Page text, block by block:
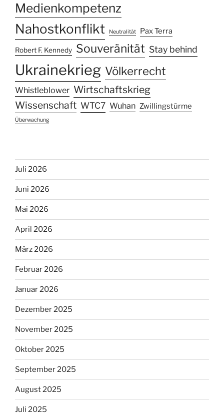
Medienkompetenz
Nahostkonflikt Neutralität Pax Terra
Robert F. Kennedy Souveränität Stay behind
Ukrainekrieg Völkerrecht
Whistleblower Wirtschaftskrieg
Wissenschaft WTC7 Wuhan Zwillingstürme
Überwachung
Juli 2026
Juni 2026
Mai 2026
April 2026
März 2026
Februar 2026
Januar 2026
Dezember 2025
November 2025
Oktober 2025
September 2025
August 2025
Juli 2025